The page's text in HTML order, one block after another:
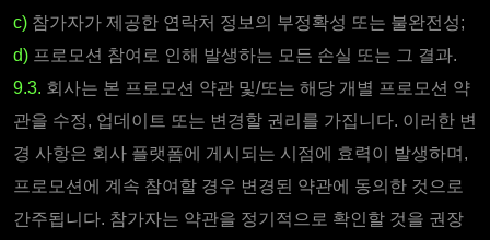
c) 참가자가 제공한 연락처 정보의 부정확성 또는 불완전성;
d) 프로모션 참여로 인해 발생하는 모든 손실 또는 그 결과.
9.3. 회사는 본 프로모션 약관 및/또는 해당 개별 프로모션 약
관을 수정, 업데이트 또는 변경할 권리를 가집니다. 이러한 변
경 사항은 회사 플랫폼에 게시되는 시점에 효력이 발생하며,
프로모션에 계속 참여할 경우 변경된 약관에 동의한 것으로
간주됩니다. 참가자는 약관을 정기적으로 확인할 것을 권장